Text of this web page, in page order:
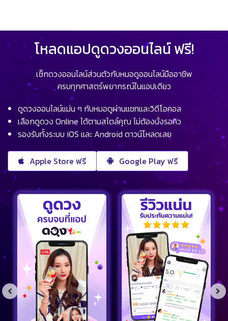
โหลดแอปดูดวงออนไลน์ ฟรี!
เช็กดวงออนไลน์ส่วนตัวกับหมอดูออนไลน์มืออาชีพ
ครบทุกศาสตร์พยากรณ์ในแอปเดียว
ดูดวงออนไลน์แม่น ๆ กับหมอดูผ่านแชทและวิดีโอคอล
เลือกดูดวง Online ได้ตามสไตล์คุณ ไม่ต้องนั่งรอคิว
รองรับทั้งระบบ iOS และ Android ดาวน์โหลดเลย
Apple Store ฟรี Google Play ฟรี